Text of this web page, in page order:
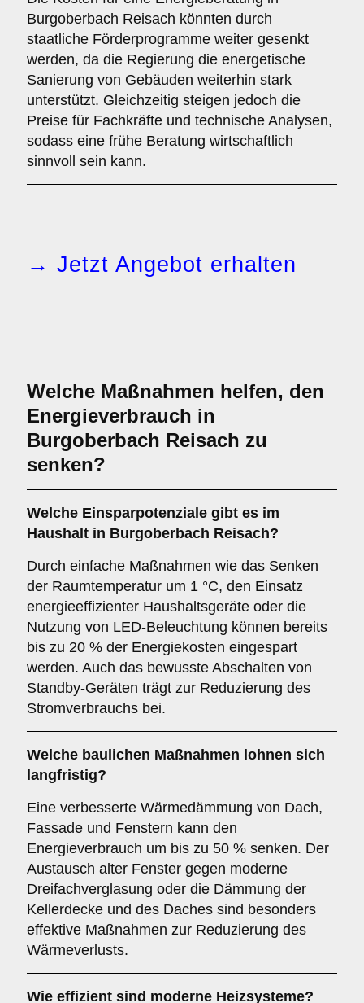
Burgoberbach Reisach könnten durch
staatliche Förderprogramme weiter gesenkt
werden, da die Regierung die energetische
Sanierung von Gebäuden weiterhin stark
unterstützt. Gleichzeitig steigen jedoch die
Preise für Fachkräfte und technische Analysen,
sodass eine frühe Beratung wirtschaftlich
sinnvoll sein kann.
→ Jetzt Angebot erhalten
Welche Maßnahmen helfen, den
Energieverbrauch in
Burgoberbach Reisach zu
senken?
Welche Einsparpotenziale gibt es im
Haushalt in Burgoberbach Reisach?
Durch einfache Maßnahmen wie das Senken
der Raumtemperatur um 1 °C, den Einsatz
energieeffizienter Haushaltsgeräte oder die
Nutzung von LED-Beleuchtung können bereits
bis zu 20 % der Energiekosten eingespart
werden. Auch das bewusste Abschalten von
Standby-Geräten trägt zur Reduzierung des
Stromverbrauchs bei.
Welche baulichen Maßnahmen lohnen sich
langfristig?
Eine verbesserte Wärmedämmung von Dach,
Fassade und Fenstern kann den
Energieverbrauch um bis zu 50 % senken. Der
Austausch alter Fenster gegen moderne
Dreifachverglasung oder die Dämmung der
Kellerdecke und des Daches sind besonders
effektive Maßnahmen zur Reduzierung des
Wärmeverlusts.
Wie effizient sind moderne Heizsysteme?